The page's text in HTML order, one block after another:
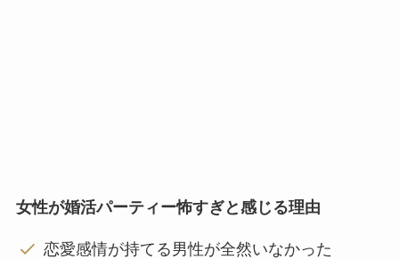
女性が婚活パーティー怖すぎと感じる理由
恋愛感情が持てる男性が全然いなかった